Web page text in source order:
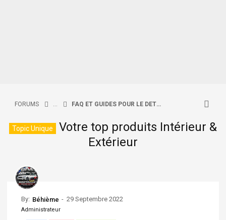
FORUMS ... FAQ ET GUIDES POUR LE DETAILING
Topic Unique
Votre top produits Intérieur &
Extérieur
By: Béhième -29 Septembre 2022
Administrateur